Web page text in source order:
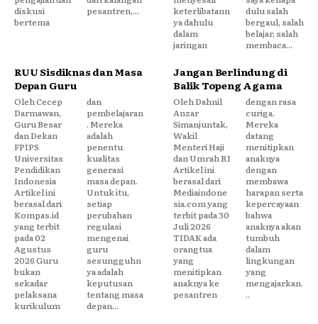
diskusi
bertema
pesantren,...
keterlibatann
ya dahulu
dalam
jaringan
dulu salah
bergaul, salah
belajar, salah
membaca...
RUU Sisdiknas dan Masa
Depan Guru
Oleh Cecep
Darmawan,
Guru Besar
dan Dekan
FPIPS
Universitas
Pendidikan
Indonesia
Artikel ini
berasal dari
Kompas.id
yang terbit
pada 02
Agustus
2026 Guru
bukan
sekadar
pelaksana
kurikulum
dan
pembelajaran
. Mereka
adalah
penentu
kualitas
generasi
masa depan.
Untuk itu,
setiap
perubahan
regulasi
mengenai
guru
sesungguhn
ya adalah
keputusan
tentang masa
depan...
Jangan Berlindung di
Balik Topeng Agama
Oleh Dahnil
Anzar
Simanjuntak,
Wakil
Menteri Haji
dan Umrah RI
Artikel ini
berasal dari
Mediaindone
sia.com yang
terbit pada 30
Juli 2026
TIDAK ada
orangtua
yang
menitipkan
anaknya ke
pesantren
dengan rasa
curiga.
Mereka
datang
menitipkan
anaknya
dengan
membawa
harapan serta
kepercayaan
bahwa
anaknya akan
tumbuh
dalam
lingkungan
yang
mengajarkan.
..